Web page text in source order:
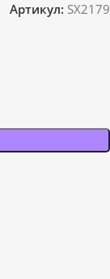
Артикул: SX2179